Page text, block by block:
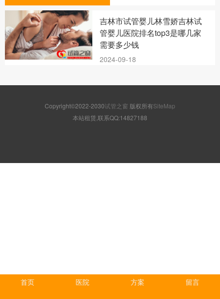
吉林市试管婴儿林雪娇吉林试
管婴儿医院排名top3是哪几家
需要多少钱
2024-09-18
Copyright©2022-2030试管之窗 版权所有SiteMap
本站租赁,联系QQ:14827188
首页 医院 方案 留言